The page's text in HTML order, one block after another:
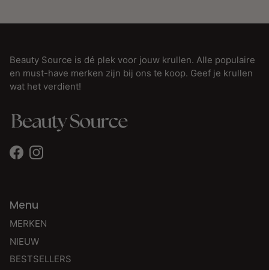
Beauty Source is dé plek voor jouw krullen. Alle populaire
en must-have merken zijn bij ons te koop. Geef je krullen
wat het verdient!
FacebookInstagram
Menu
MERKEN
NIEUW
BESTSELLERS